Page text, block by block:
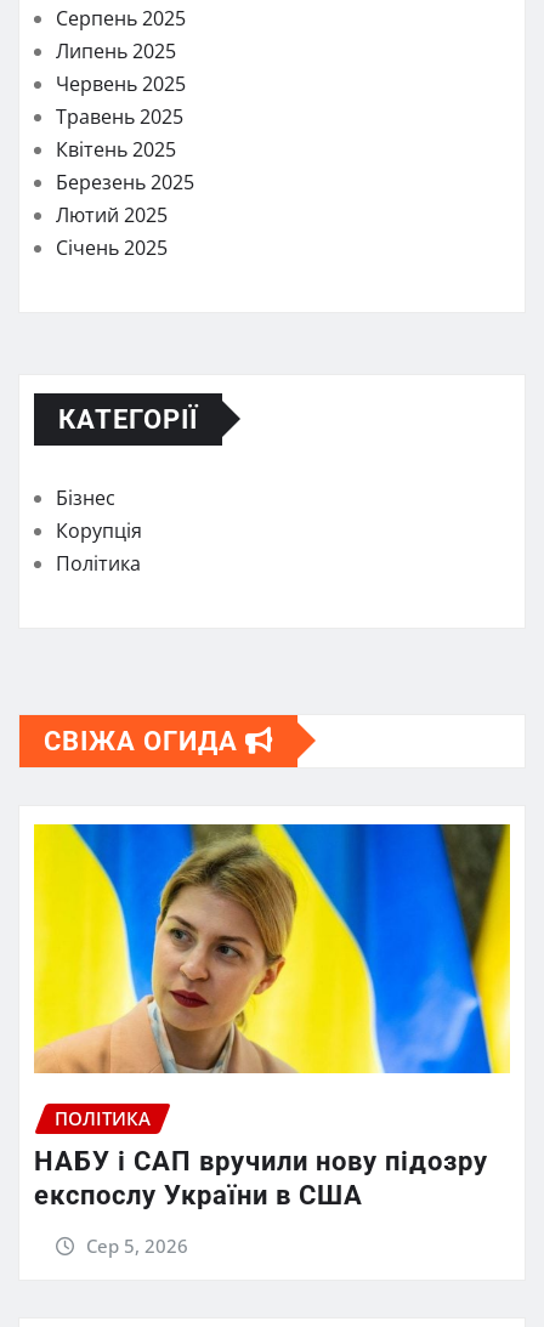
Серпень 2025
Липень 2025
Червень 2025
Травень 2025
Квітень 2025
Березень 2025
Лютий 2025
Січень 2025
КАТЕГОРІЇ
Бізнес
Корупція
Політика
СВІЖА ОГИДА
ПОЛІТИКА
НАБУ і САП вручили нову підозру
експослу України в США
Сер 5, 2026